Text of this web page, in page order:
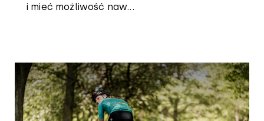
i mieć możliwość naw...